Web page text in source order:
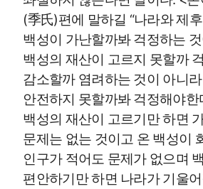
(季氏)편에 말하길 “나라와 제
백성이 가난할까봐 걱정하는
백성의 재산이 고르지 못할까
감소할까 염려하는 것이 아니
안전하지 못할까봐 걱정해야한
백성의 재산이 고르기만 하면
문제는 없는 것이고 온 백성이
인구가 적어도 문제가 없으며
편안하기만 하면 나라가 기울